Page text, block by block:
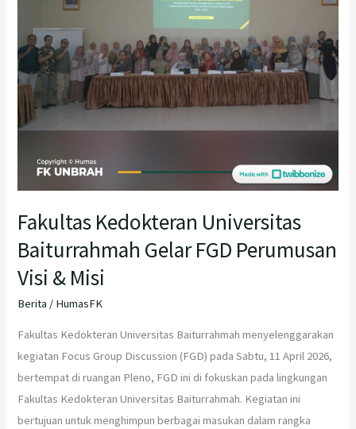
Fakultas Kedokteran Universitas
Baiturrahmah Gelar FGD Perumusan
Visi & Misi
Berita / HumasFK
Fakultas Kedokteran Universitas Baiturrahmah menyelenggarakan
kegiatan Focus Group Discussion (FGD) pada Sabtu, 11 April 2026,
bertempat di ruangan Pleno, FGD ini di fokuskan pada lingkungan
Fakultas Kedokteran Universitas Baiturrahmah. Kegiatan ini
bertujuan untuk menghimpun berbagai masukan dalam rangka
Perumusan
Visi
&
Misi